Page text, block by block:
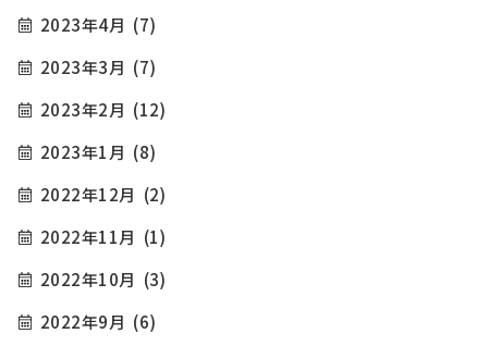
2023年4月 (7)
2023年3月 (7)
2023年2月 (12)
2023年1月 (8)
2022年12月 (2)
2022年11月 (1)
2022年10月 (3)
2022年9月 (6)